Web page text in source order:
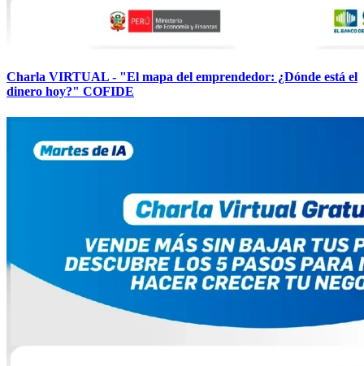
Charla VIRTUAL - "El mapa del emprendedor: ¿Dónde está el
dinero hoy?" COFIDE